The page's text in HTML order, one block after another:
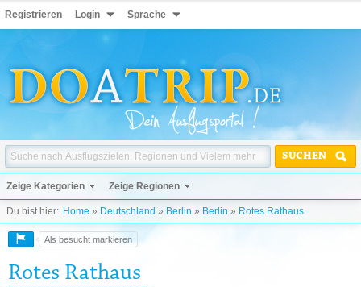
Registrieren Login Sprache
SUCHEN
Zeige Kategorien Zeige Regionen
Du bist hier: Home » Deutschland » Berlin » Berlin » Rotes Rathaus
Als besucht markieren
Rotes Rathaus